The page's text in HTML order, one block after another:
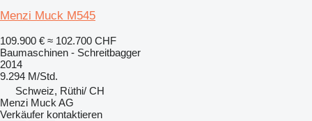
Menzi Muck M545
109.900 € ≈ 102.700 CHF
Baumaschinen - Schreitbagger
2014
9.294 M/Std.
Schweiz, Rüthi/ CH
Menzi Muck AG
Verkäufer kontaktieren